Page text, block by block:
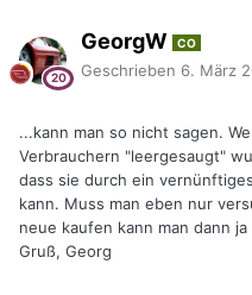
GeorgW CO
Geschrieben 6. März
...kann man so nicht sagen.
Verbrauchern "leergesaugt"
dass sie durch ein
kann. Muss man eben nur
neue kaufen kann man dann ja
Gruß, Georg